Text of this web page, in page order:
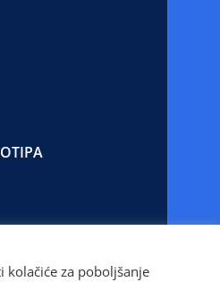
za poboljšanje